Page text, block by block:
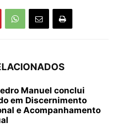
Manuel conclui
em Discernimento
e Acompanhamento